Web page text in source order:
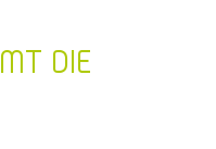
DIE